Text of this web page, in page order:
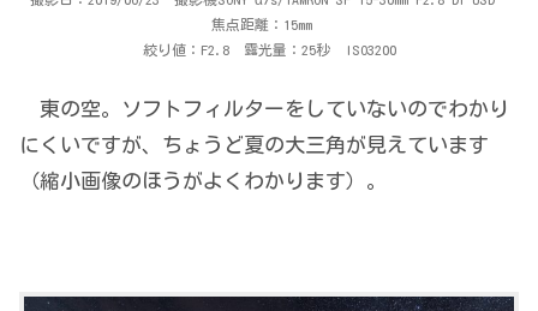
焦点距離：15mm
絞り値：F2.8 露光量：25秒 ISO3200
東の空。ソフトフィルターをしていないのでわかり
にくいですが、ちょうど夏の大三角が見えています
（縮小画像のほうがよくわかります）。